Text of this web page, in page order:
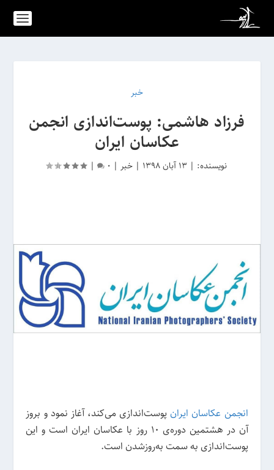
خبر
فرزاد هاشمی: پوست‌اندازی انجمن
عکاسان ایران
نویسنده: | 13 آبان 1398 | خبر |
0
|
انجمن عکاسان ایرانپوست‌اندازی می‌کند، آغاز نمود و بروز
آن در هشتمین دو‌ره‌ی 10 روز با عکاسان ایران است و این
پوست‌اندازی به سمت به‌روزشدن است.